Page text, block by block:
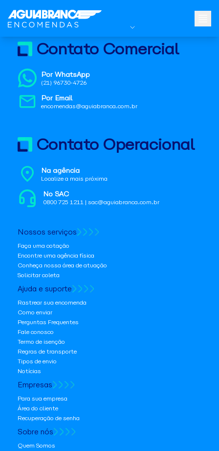
Contato Comercial
Por WhatsApp
(21) 96730-4726
Por Email
encomendas@aguiabranca.com.br
Contato Operacional
Na agência
Localize a mais próxima
No SAC
0800 725 1211 | sac@aguiabranca.com.br
Nossos serviços
Faça uma cotação
Encontre uma agência física
Conheça nossa área de atuação
Solicitar coleta
Ajuda e suporte
Rastrear sua encomenda
Como enviar
Perguntas Frequentes
Fale conosco
Termo de isenção
Regras de transporte
Tipos de envio
Notícias
Empresas
Para sua empresa
Área do cliente
Recuperação de senha
Sobre nós
Quem Somos